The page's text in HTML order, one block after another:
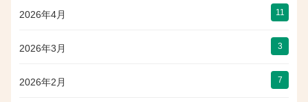
2026年4月 11
2026年3月 3
2026年2月 7